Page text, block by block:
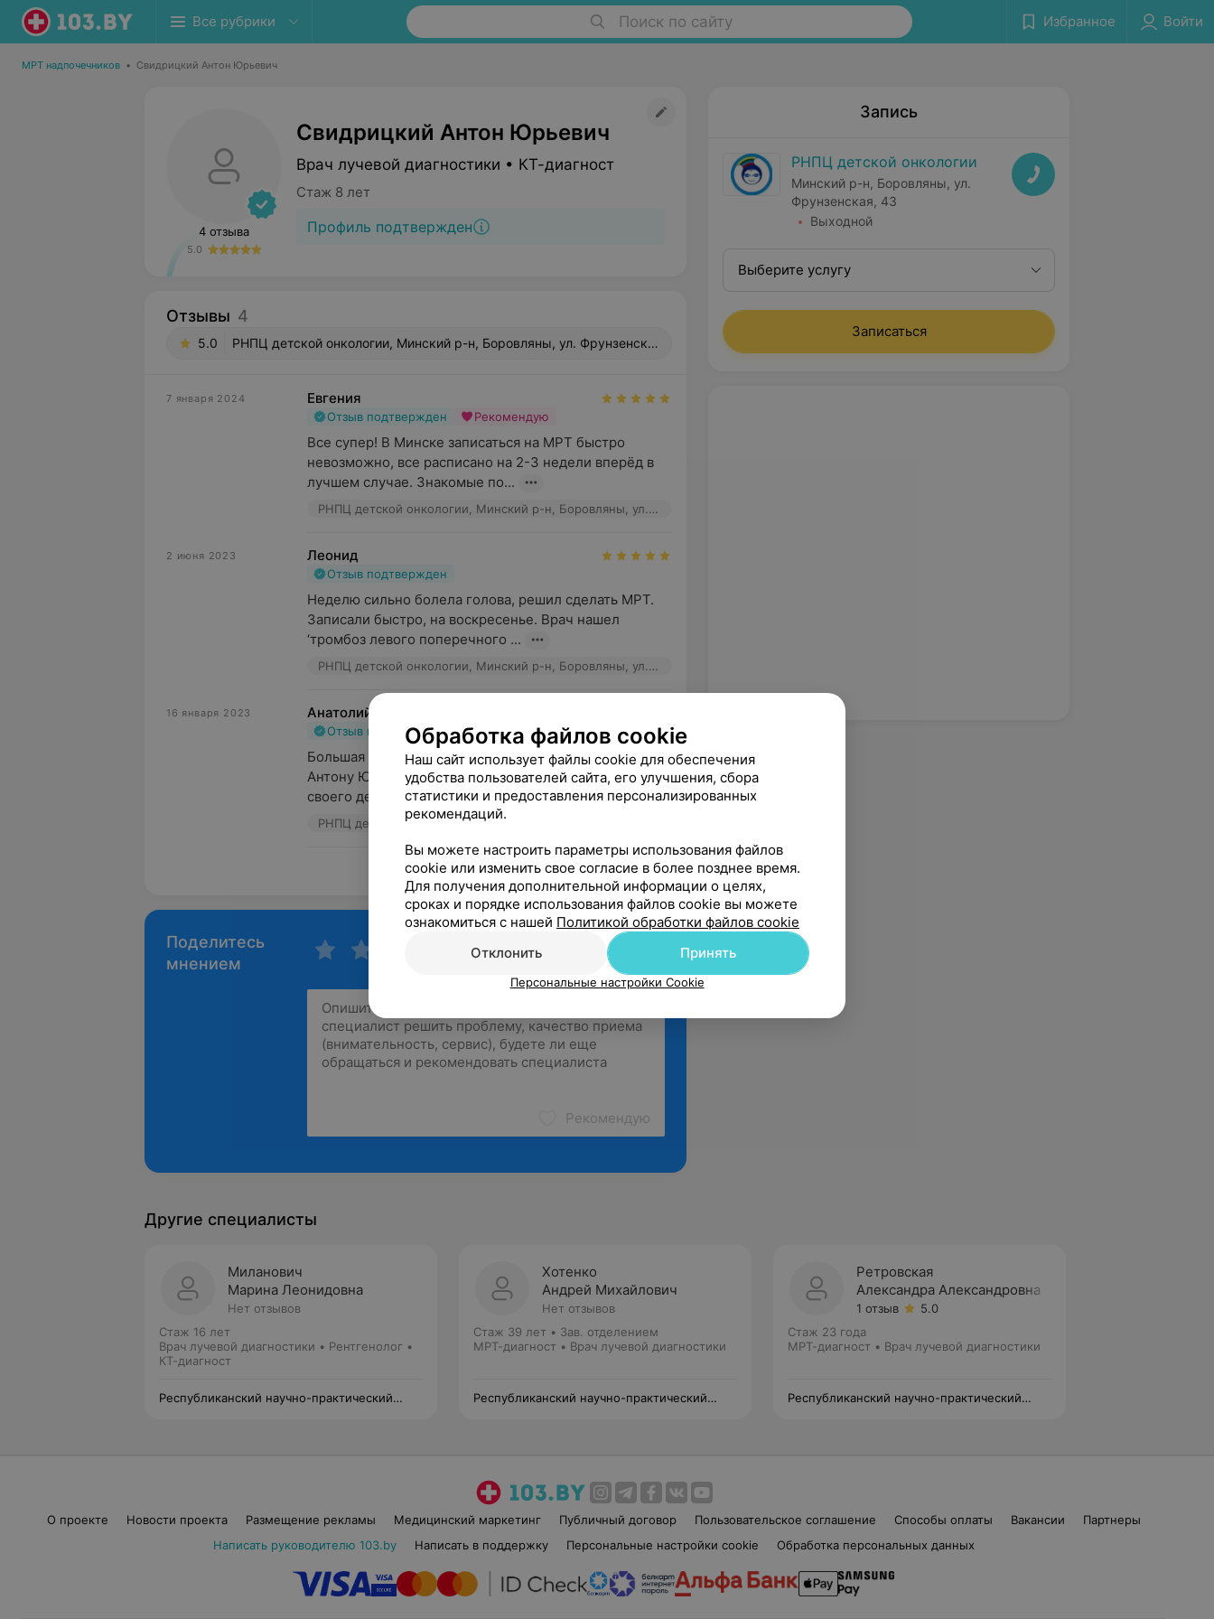
Все рубрики Поиск по сайту Избранное Войти
МРТ надпочечников • Свидрицкий Антон Юрьевич
4 отзыва
5.0
Свидрицкий Антон Юрьевич
Врач лучевой диагностики • КТ-диагност
Стаж 8 лет
Профиль подтвержден
Отзывы 4
5.0 РНПЦ детской онкологии, Минский р-н, Боровляны, ул. Фрунзенская, 43
7 января 2024 Евгения
Отзыв подтвержден Рекомендую
Все супер! В Минске записаться на МРТ быстро
невозможно, все расписано на 2-3 недели вперёд в
лучшем случае. Знакомые по...
РНПЦ детской онкологии, Минский р-н, Боровляны, ул. Фрунзенская, 43
2 июня 2023 Леонид
Отзыв подтвержден
Неделю сильно болела голова, решил сделать МРТ.
Записали быстро, на воскресенье. Врач нашел
‘тромбоз левого поперечного ...
РНПЦ детской онкологии, Минский р-н, Боровляны, ул. Фрунзенская, 43
16 января 2023 Анатолий Кравчук
Отзыв подтвержден
Большая признательность врачу МРТ Свидрицкому
Антону Юрьевичу за профессионализм и знание
своего дела. Очень хороший спе...
Показать ещё
Поделитесь
мнением
Рекомендую
Запись
РНПЦ детской онкологии
Минский р-н, Боровляны, ул.
Фрунзенская, 43
Выходной
Выберите услугу
Записаться
Другие специалисты
Миланович
Марина Леонидовна
Нет отзывов
Стаж 16 лет
Врач лучевой диагностики • Рентгенолог •
КТ-диагност
Республиканский научно-практический
Хотенко
Андрей Михайлович
Нет отзывов
Стаж 39 лет • Зав. отделением
МРТ-диагност • Врач лучевой диагностики
Республиканский научно-практический
Ретровская
Александра Александровна
1 отзыв
5.0
Стаж 23 года
МРТ-диагност • Врач лучевой диагностики
Республиканский научно-практический
О проекте Новости проекта Размещение рекламы Медицинский маркетинг Публичный договор Пользовательское соглашение Способы оплаты Вакансии
Партнеры
Написать руководителю 103.by
Написать в поддержку Персональные настройки cookie Обработка персональных данных
Обработка файлов cookie
Наш сайт использует файлы cookie для обеспечения
удобства пользователей сайта, его улучшения, сбора
статистики и предоставления персонализированных
рекомендаций.
Вы можете настроить параметры использования файлов
cookie или изменить свое согласие в более позднее время.
Для получения дополнительной информации о целях,
сроках и порядке использования файлов cookie вы можете
ознакомиться с нашей Политикой обработки файлов cookie
Отклонить
Принять
Персональные настройки Cookie